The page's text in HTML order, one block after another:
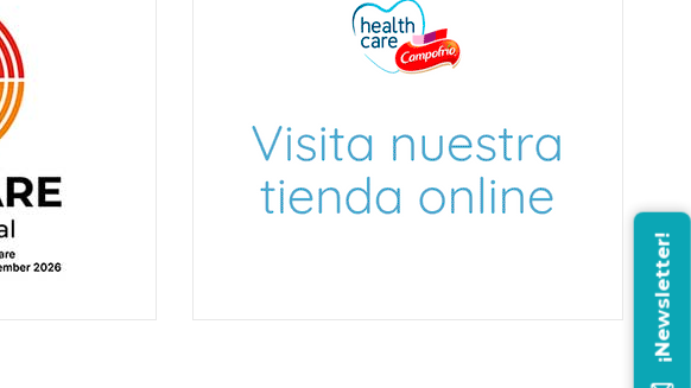
¡Newsletter!